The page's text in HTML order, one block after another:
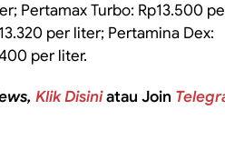
Pertamax Turbo: Rp13.500
per liter; Pertamina Dex:
per liter.
Klik Disiniatau Join